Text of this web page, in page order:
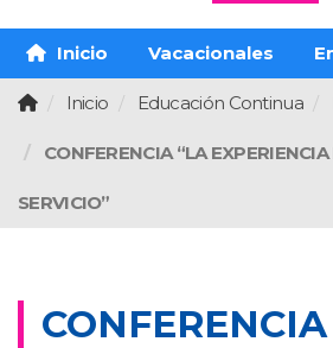
Inicio Vacacionales
Inicio Educación Continua
CONFERENCIA “LA
SERVICIO”